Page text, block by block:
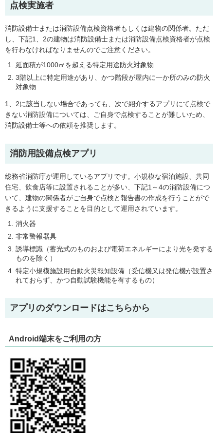
点検実施者
消防設備士または消防設備点検資格者もしくは建物の関係者。ただ
し、下記1、2の建物は消防設備士または消防設備点検資格者が点検
を行わなければなりませんのでご注意ください。
延面積が1000㎡を超える特定用途防火対象物
3階以上に特定用途があり、かつ階段が屋内に一か所のみの防火
対象物
1、2に該当しない場合であっても、次で紹介するアプリにて点検で
きない消防設備については、ご自身で点検することが難しいため、
消防設備士等への依頼を推奨します。
消防用設備点検アプリ
総務省消防庁が運用しているアプリです。小規模な宿泊施設、共同
住宅、飲食店等に設置されることが多い、下記1～4の消防設備につ
いて、建物の関係者がご自身で点検と報告書の作成を行うことがで
きるように支援することを目的として運用されています。
消火器
非常警報器具
誘導標識（蓄光式のものおよび電荷エネルギーにより光を発する
ものを除く）
特定小規模施設用自動火災報知設備（受信機又は発信機が設置さ
れておらず、かつ自動試験機能を有するもの）
アプリのダウンロードはこちらから
Android端末をご利用の方